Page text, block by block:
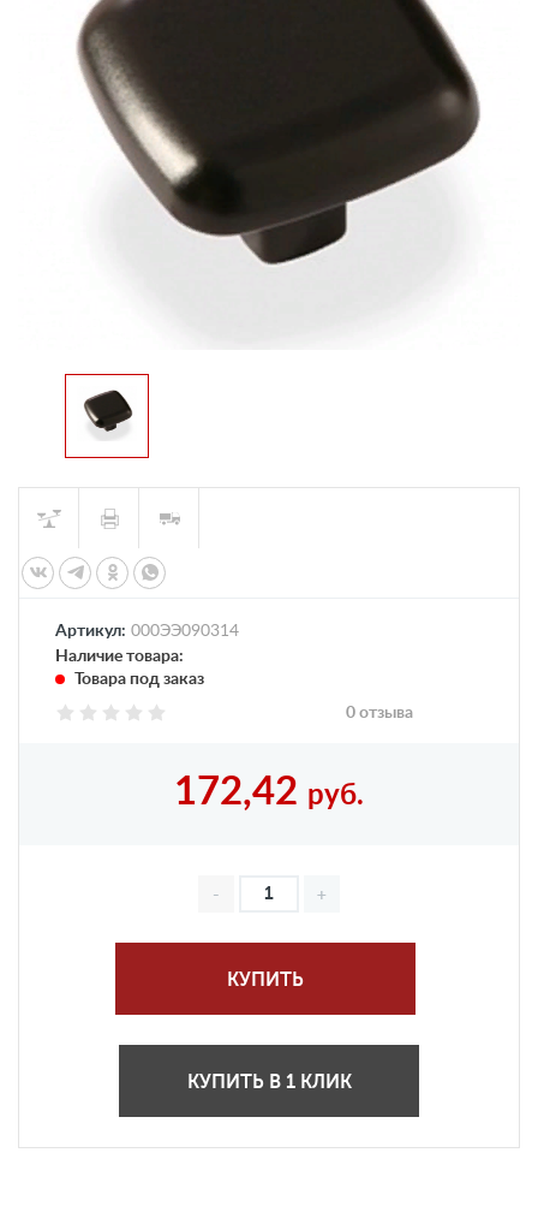
Артикул: 000ЭЭ090314
Наличие товара:
Товара под заказ
0 отзыва
172,42 руб.
КУПИТЬ
КУПИТЬ В 1 КЛИК